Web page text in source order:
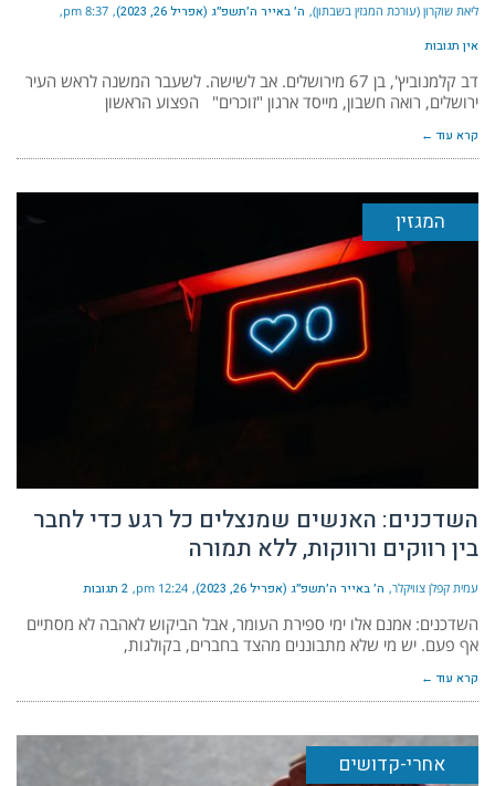
ליאת שוקרון (עורכת המגזין בשבתון) ה׳ באייר ה׳תשפ״ג (אפריל 26, 2023) 8:37 pm
אין תגובות
דב קלמנוביץ', בן 67 מירושלים. אב לשישה. לשעבר המשנה לראש העיר
ירושלים, רואה חשבון, מייסד ארגון "זוכרים" הפצוע הראשון
קרא עוד ←
המגזין
השדכנים: האנשים שמנצלים כל רגע כדי לחבר
בין רווקים ורווקות, ללא תמורה
עמית קפלן צוויקלר ה׳ באייר ה׳תשפ״ג (אפריל 26, 2023) 12:24 pm 2 תגובות
השדכנים: אמנם אלו ימי ספירת העומר, אבל הביקוש לאהבה לא מסתיים
אף פעם. יש מי שלא מתבוננים מהצד בחברים, בקולגות,
קרא עוד ←
אחרי-קדושים